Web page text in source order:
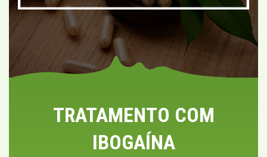
TRATAMENTO COM
IBOGAÍNA